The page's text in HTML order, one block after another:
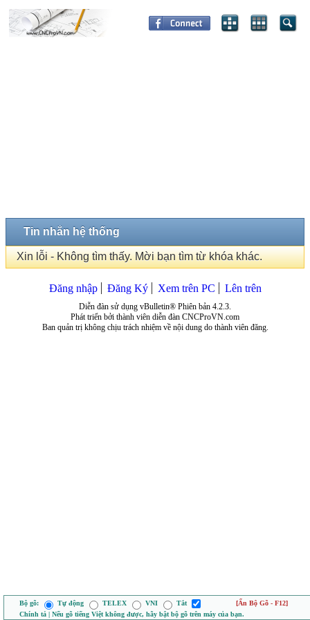
Tin nhắn hệ thống
Xin lỗi - Không tìm thấy. Mời bạn tìm từ khóa khác.
Đăng nhập Đăng Ký Xem trên PC Lên trên
Diễn đàn sử dụng vBulletin® Phiên bản 4.2.3.
Phát triển bởi thành viên diễn đàn CNCProVN.com
Ban quản trị không chịu trách nhiệm về nội dung do thành viên đăng.
Bộ gõ: Tự động TELEX VNI Tắt
[Ẩn Bộ Gõ - F12]
Chính tả | Nếu gõ tiếng Việt không được, hãy bật bộ gõ trên máy của bạn.